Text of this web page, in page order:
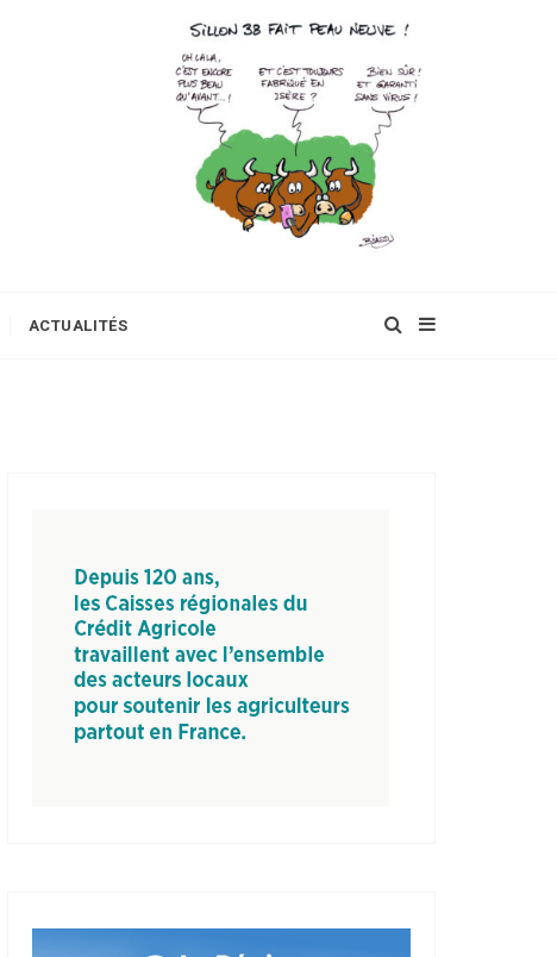
ACTUALITÉS